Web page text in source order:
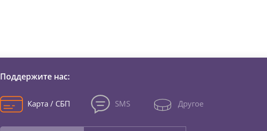
Поддержите нас:
Карта / СБП SMS Другое